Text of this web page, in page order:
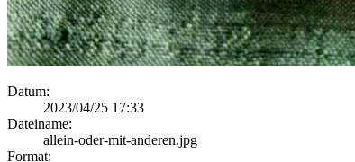
Datum:
2023/04/25 17:33
Dateiname:
allein-oder-mit-anderen.jpg
Format: